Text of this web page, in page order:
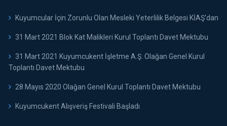
Kuyumcular İçin Zorunlu Olan Mesleki Yeterlilik Belgesi KİAŞ'dan
31 Mart 2021 Blok Kat Malikleri Kurul Toplantı Davet Mektubu
31 Mart 2021 Kuyumcukent İşletme A.Ş. Olağan Genel Kurul
Toplantı Davet Mektubu
28 Mayıs 2020 Olağan Genel Kurul Toplantı Davet Mektubu
Kuyumcukent Alışveriş Festivali Başladı